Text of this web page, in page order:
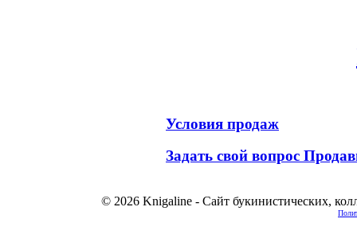
Условия продаж
Задать свой вопрос
© 2026 Knigaline - Сайт букинистических,